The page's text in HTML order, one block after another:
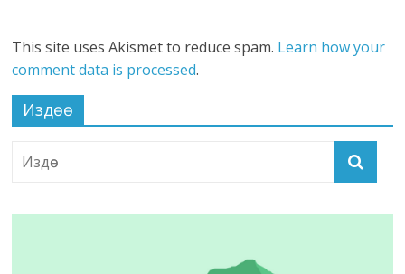
This site uses Akismet to reduce spam. Learn how your
comment data is processed.
Издөө